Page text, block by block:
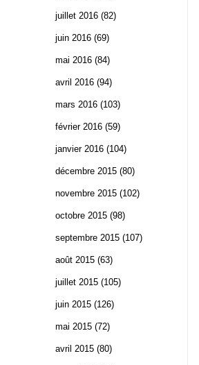
juillet 2016 (82)
juin 2016 (69)
mai 2016 (84)
avril 2016 (94)
mars 2016 (103)
février 2016 (59)
janvier 2016 (104)
décembre 2015 (80)
novembre 2015 (102)
octobre 2015 (98)
septembre 2015 (107)
août 2015 (63)
juillet 2015 (105)
juin 2015 (126)
mai 2015 (72)
avril 2015 (80)